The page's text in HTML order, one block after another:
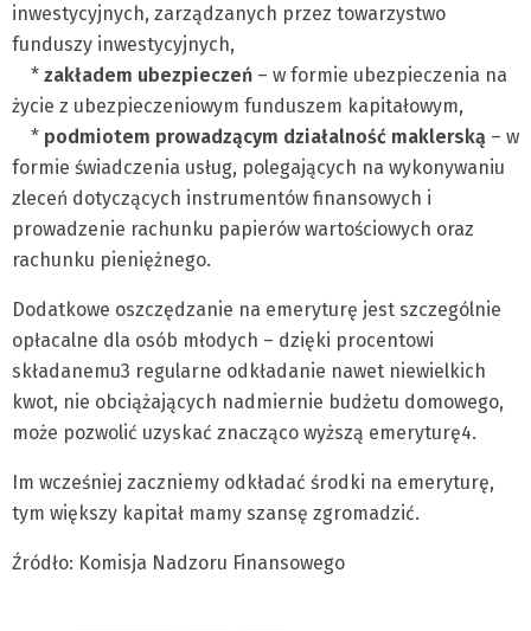
inwestycyjnych, zarządzanych przez towarzystwo
funduszy inwestycyjnych,
* zakładem ubezpieczeń – w formie ubezpieczenia na
życie z ubezpieczeniowym funduszem kapitałowym,
* podmiotem prowadzącym działalność maklerską – w
formie świadczenia usług, polegających na wykonywaniu
zleceń dotyczących instrumentów finansowych i
prowadzenie rachunku papierów wartościowych oraz
rachunku pieniężnego.
Dodatkowe oszczędzanie na emeryturę jest szczególnie
opłacalne dla osób młodych – dzięki procentowi
składanemu3 regularne odkładanie nawet niewielkich
kwot, nie obciążających nadmiernie budżetu domowego,
może pozwolić uzyskać znacząco wyższą emeryturę4.
Im wcześniej zaczniemy odkładać środki na emeryturę,
tym większy kapitał mamy szansę zgromadzić.
Źródło: Komisja Nadzoru Finansowego